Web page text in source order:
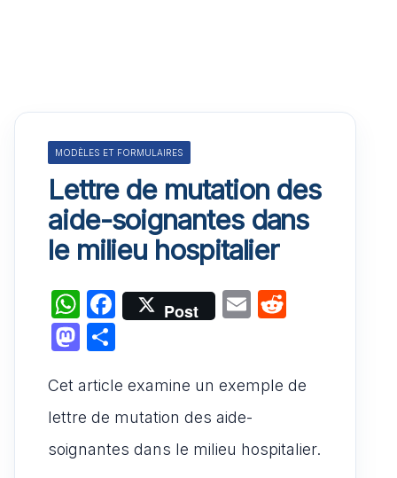
MODÈLES ET FORMULAIRES
Lettre de mutation des
aide-soignantes dans
le milieu hospitalier
W
h
at
s
A
p
F
a
e
b
o
Post
E
l
di
M
st
o
d
ta
g
er
Cet article examine un exemple de
lettre de mutation des aide-
soignantes dans le milieu hospitalier.